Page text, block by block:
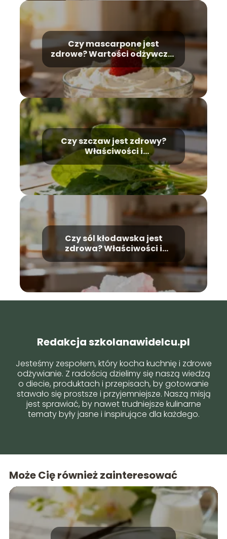
Czy mascarpone jest
zdrowe? Wartości odżywcze i
zastosowanie
Czy szczaw jest zdrowy?
Właściwości i
przeciwwskazania
Czy sól kłodawska jest
zdrowa? Właściwości i
zastosowanie
Redakcja szkolanawidelcu.pl
Jesteśmy zespołem, który kocha kuchnię i zdrowe
odżywianie. Z radością dzielimy się naszą wiedzą
o diecie, produktach i przepisach, by gotowanie
stawało się prostsze i przyjemniejsze. Naszą misją
jest sprawiać, by nawet trudniejsze kulinarne
tematy były jasne i inspirujące dla każdego.
Może Cię również zainteresować